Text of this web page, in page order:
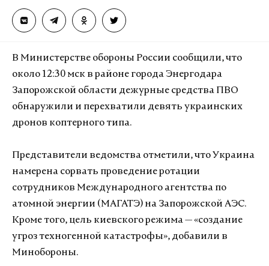
В Министерстве обороны России сообщили, что
около 12:30 мск в районе города Энергодара
Запорожской области дежурные средства ПВО
обнаружили и перехватили девять украинских
дронов коптерного типа.
Представители ведомства отметили, что Украина
намерена сорвать проведение ротации
сотрудников Международного агентства по
атомной энергии (МАГАТЭ) на Запорожской АЭС.
Кроме того, цель киевского режима — «создание
угроз техногенной катастрофы», добавили в
Минобороны.